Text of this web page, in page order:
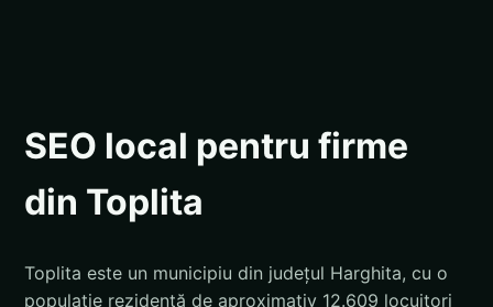
SEO local pentru firme
din Toplita
Toplita este un municipiu din județul Harghita, cu o
populație rezidentă de aproximativ 12.609 locuitori